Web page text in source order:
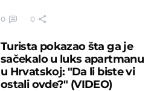
0 0
Turista pokazao šta ga je
sačekalo u luks apartmanu
u Hrvatskoj: "Da li biste vi
ostali ovde?" (VIDEO)